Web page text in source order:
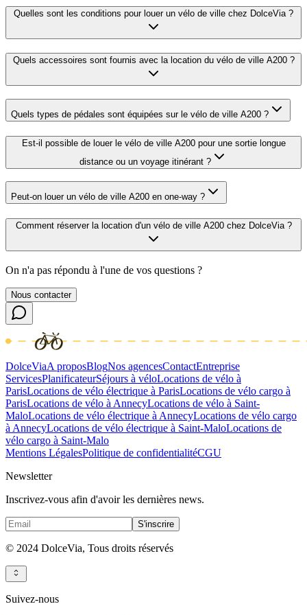
Quelles sont les conditions pour louer un vélo de ville chez DolceVia ?
Quels accessoires sont fournis avec la location du vélo de ville A200 ?
Quels types de pédales sont équipées sur le vélo de ville A200 ?
Est-il possible de louer le vélo de ville A200 pour une sortie longue
distance ou un voyage itinérant ?
Peut-on louer un vélo de ville A200 en one-way ?
Comment réserver la location d'un vélo de ville A200 chez DolceVia ?
On n'a pas répondu à l'une de vos questions ?
Nous contacter
DolceViaA proposBlogNos agencesContactEntreprise
ServicesPlanificateurSéjours à véloLocations de vélo à
ParisLocations de vélo électrique à ParisLocations de vélo cargo à
ParisLocations de vélo à AnnecyLocations de vélo à Saint-
MaloLocations de vélo électrique à AnnecyLocations de vélo cargo
à AnnecyLocations de vélo électrique à Saint-MaloLocations de
vélo cargo à Saint-Malo
Mentions LégalesPolitique de confidentialitéCGU
Newsletter
Inscrivez-vous afin d'avoir les dernières news.
S'inscrire
© 2024 DolceVia, Tous droits réservés
Suivez-nous